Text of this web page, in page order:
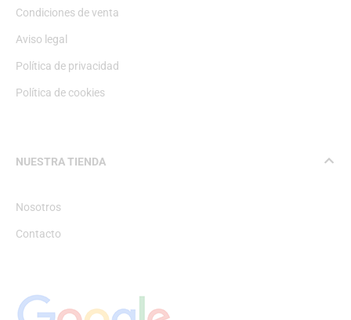
Condiciones de venta
Aviso legal
Política de privacidad
Política de cookies
NUESTRA TIENDA
Nosotros
Contacto